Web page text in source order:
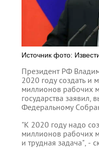
Источник фото:
Президент РФ
2020 году создать и
миллионов рабочих
государства заявил,
Федеральному
"К 2020 году надо
миллионов рабочих
и трудная задача", -